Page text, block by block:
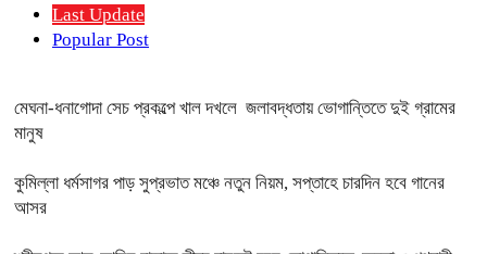
Last Update
Popular Post
মেঘনা-ধনাগোদা সেচ প্রকল্পে খাল দখলে জলাবদ্ধতায় ভোগান্তিতে দুই গ্রামের
মানুষ
কুমিল্লা ধর্মসাগর পাড় সুপ্রভাত মঞ্চে নতুন নিয়ম, সপ্তাহে চারদিন হবে গানের
আসর